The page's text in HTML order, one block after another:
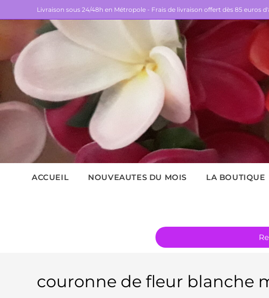
Livraison sous 24/48h en Métropole - Frais de livraison offert dès 85 euros
ACCUEIL NOUVEAUTES DU MOIS LA BOUTIQUE
couronne de fleur blanche